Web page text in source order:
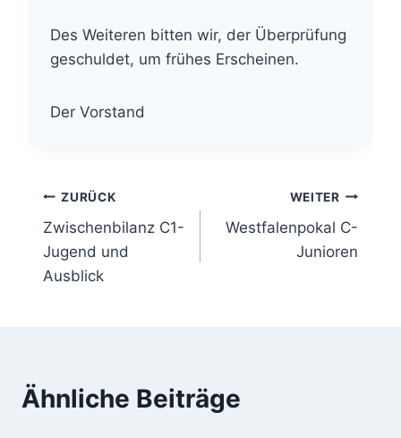
Des Weiteren bitten wir, der Überprüfung
geschuldet, um frühes Erscheinen.
Der Vorstand
Beitragsnavigation
ZURÜCK
Zwischenbilanz C1-
Jugend und
Ausblick
WEITER
Westfalenpokal C-
Junioren
Ähnliche Beiträge